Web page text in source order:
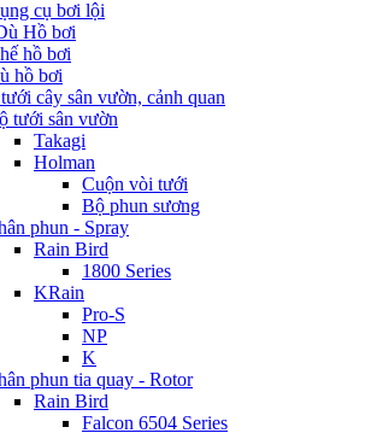
cụ bơi lội
Hồ bơi
hồ bơi
hồ bơi
cây sân vườn, cảnh quan
tưới sân vườn
Takagi
Holman
Cuộn vòi tưới
Bộ phun sương
phun - Spray
Rain Bird
1800 Series
KRain
Pro-S
NP
K
phun tia quay - Rotor
Rain Bird
Falcon 6504 Series